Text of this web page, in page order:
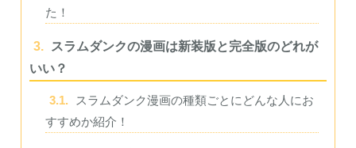
た！
3.
スラムダンクの漫画は新装版と完全版のどれが
いい？
3.1.
スラムダンク漫画の種類ごとにどんな人にお
すすめか紹介！